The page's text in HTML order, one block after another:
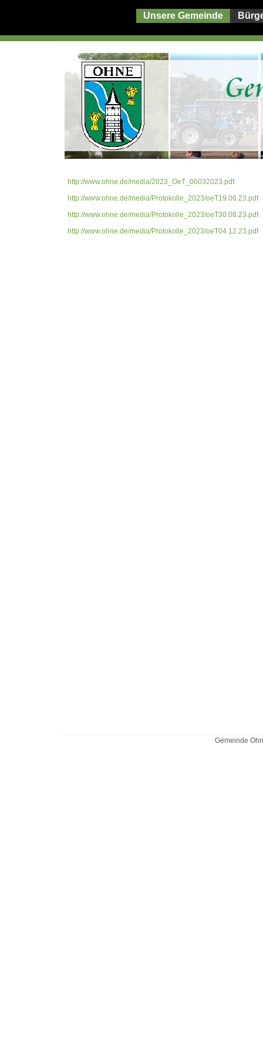
Unsere Gemeinde
http://www.ohne.de/media/2023_OeT_06032023.pdf
http://www.ohne.de/media/Protokolle_2023/oeT19.06.23.pdf
http://www.ohne.de/media/Protokolle_2023/oeT30.08.23.pdf
http://www.ohne.de/media/Protokolle_2023/oeT04.12.23.pdf
Gemeinde